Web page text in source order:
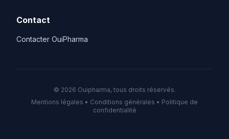
Contact
Contacter OuiPharma
© 2026 Ouipharma, tous droits réservés.
Mentions légales • Conditions générales • Politique de
confidentialité